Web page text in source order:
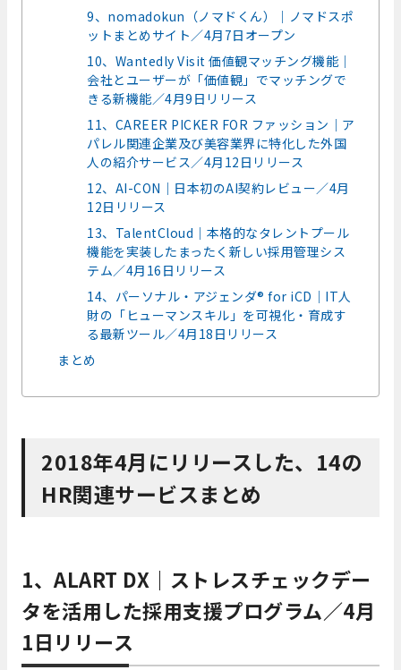
9、nomadokun（ノマドくん）｜ノマドスポ
ットまとめサイト／4月7日オープン
10、Wantedly Visit 価値観マッチング機能｜
会社とユーザーが「価値観」でマッチングで
きる新機能／4月9日リリース
11、CAREER PICKER FOR ファッション｜ア
パレル関連企業及び美容業界に特化した外国
人の紹介サービス／4月12日リリース
12、AI-CON｜日本初のAI契約レビュー／4月
12日リリース
13、TalentCloud｜本格的なタレントプール
機能を実装したまったく新しい採用管理シス
テム／4月16日リリース
14、パーソナル・アジェンダ® for iCD｜IT人
財の「ヒューマンスキル」を可視化・育成す
る最新ツール／4月18日リリース
まとめ
2018年4月にリリースした、14の
HR関連サービスまとめ
1、ALART DX｜ストレスチェックデー
タを活用した採用支援プログラム／4月
1日リリース